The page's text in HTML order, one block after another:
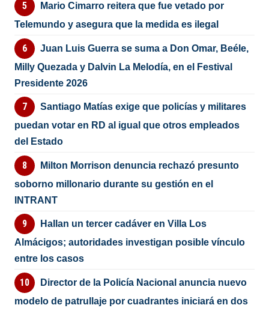
Mario Cimarro reitera que fue vetado por
Telemundo y asegura que la medida es ilegal
Juan Luis Guerra se suma a Don Omar, Beéle,
Milly Quezada y Dalvin La Melodía, en el Festival
Presidente 2026
Santiago Matías exige que policías y militares
puedan votar en RD al igual que otros empleados
del Estado
Milton Morrison denuncia rechazó presunto
soborno millonario durante su gestión en el
INTRANT
Hallan un tercer cadáver en Villa Los
Almácigos; autoridades investigan posible vínculo
entre los casos
Director de la Policía Nacional anuncia nuevo
modelo de patrullaje por cuadrantes iniciará en dos